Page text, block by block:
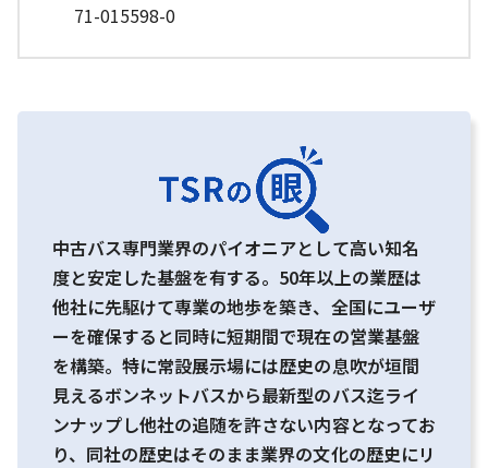
71-015598-0
中古バス専門業界のパイオニアとして高い知名
度と安定した基盤を有する。50年以上の業歴は
他社に先駆けて専業の地歩を築き、全国にユーザ
ーを確保すると同時に短期間で現在の営業基盤
を構築。特に常設展示場には歴史の息吹が垣間
見えるボンネットバスから最新型のバス迄ライ
ンナップし他社の追随を許さない内容となってお
り、同社の歴史はそのまま業界の文化の歴史にリ